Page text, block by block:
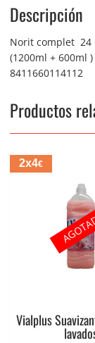
1800
ml
cantidad
Descripción
Norit complet 24
(1200ml + 600ml
8411660114112
Productos
2x4€
Vialplus